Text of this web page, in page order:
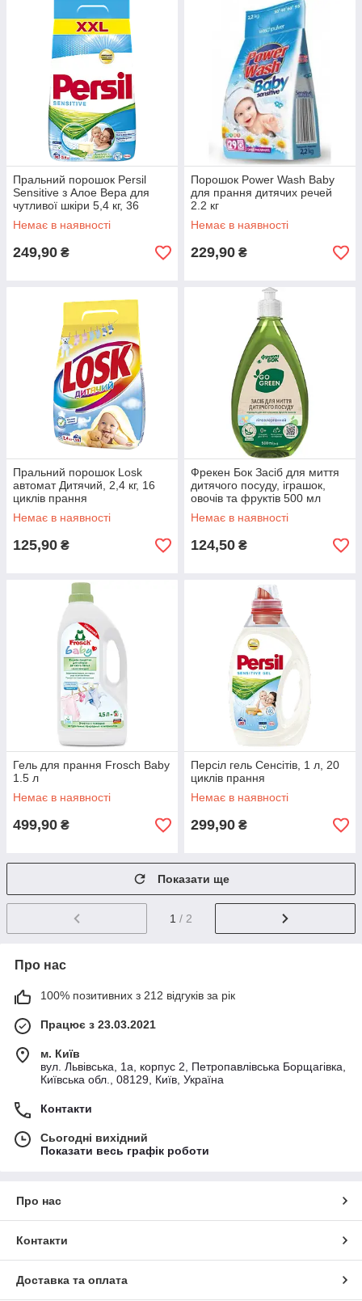
Пральний порошок Persil
Sensitive з Алое Вера для
чутливої шкіри 5,4 кг, 36
циклів прання
Немає в наявності
249,90 ₴
Порошок Power Wash Baby
для прання дитячих речей
2.2 кг
Немає в наявності
229,90 ₴
Пральний порошок Losk
автомат Дитячий, 2,4 кг, 16
циклів прання
Немає в наявності
125,90 ₴
Фрекен Бок Засіб для миття
дитячого посуду, іграшок,
овочів та фруктів 500 мл
Немає в наявності
124,50 ₴
Гель для прання Frosch Baby
1.5 л
Немає в наявності
499,90 ₴
Персіл гель Сенсітів, 1 л, 20
циклів прання
Немає в наявності
299,90 ₴
Показати ще
1 / 2
Про нас
100% позитивних з 212 відгуків за рік
Працює з 23.03.2021
м. Київ
вул. Львівська, 1а, корпус 2, Петропавлівська Борщагівка,
Київська обл., 08129, Київ, Україна
Контакти
Сьогодні вихідний
Показати весь графік роботи
Про нас
Контакти
Доставка та оплата